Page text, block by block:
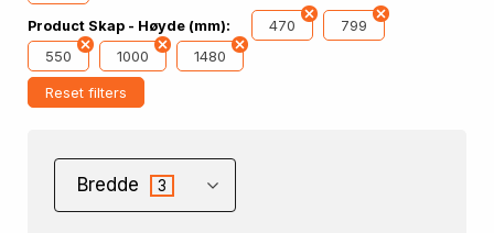
Product Skap - Høyde (mm): 470
799
550
1000 1480
Reset filters
Bredde 3